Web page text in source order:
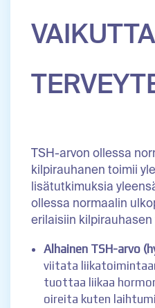
TSH-arvon ollessa
kilpirauhanen toimii
lisätutkimuksia
ollessa normaalin
erilaisiin
Alhainen TSH-arvo
viitata
tuottaa liikaa
oireita kuten